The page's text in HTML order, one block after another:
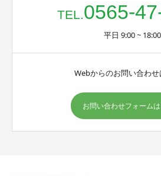
TEL.0565-
平日 9:00 ~ 18:00
Webからのお問い合わせ
お問い合わせフォーム